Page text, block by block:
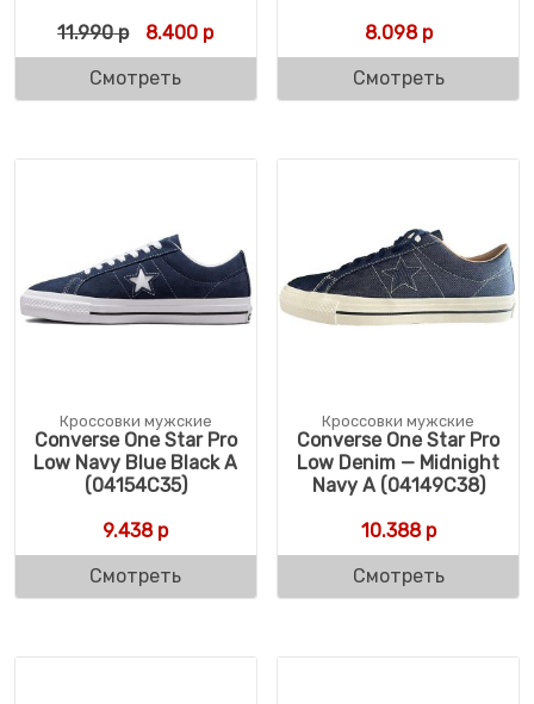
11.990р Первоначальная цена составляла 11.990
8.400 рТекущая цена: 8.400 р.
Смотреть
8.098р
Смотреть
Кроссовки мужские
Converse One Star Pro
Low Navy Blue Black A
(04154C35)
9.438р
Смотреть
Кроссовки мужские
Converse One Star Pro
Low Denim — Midnight
Navy A (04149C38)
10.388р
Смотреть